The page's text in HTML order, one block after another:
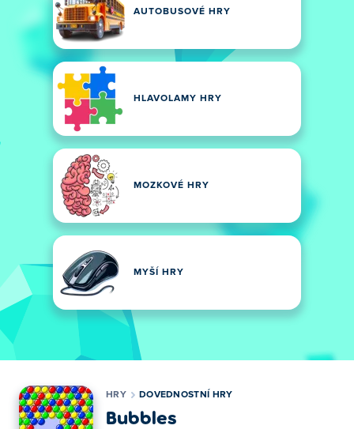
AUTOBUSOVÉ HRY
HLAVOLAMY HRY
MOZKOVÉ HRY
MYŠÍ HRY
HRY DOVEDNOSTNÍ HRY
Bubbles